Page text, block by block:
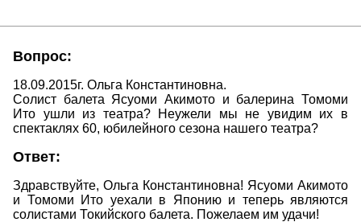
Вопрос:
18.09.2015г. Ольга Константиновна.
Солист балета Ясуоми Акимото и балерина Томоми
Ито ушли из театра? Неужели мы не увидим их в
спектаклях 60, юбилейного сезона нашего театра?
Ответ:
Здравствуйте, Ольга Константиновна! Ясуоми Акимото
и Томоми Ито уехали в Японию и теперь являются
солистами Токийского балета. Пожелаем им удачи!